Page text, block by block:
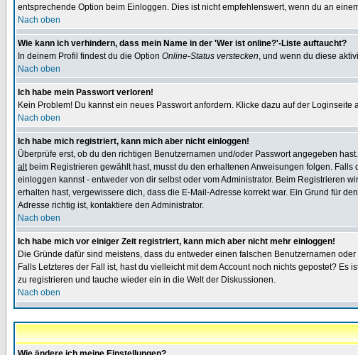
entsprechende Option beim Einloggen. Dies ist nicht empfehlenswert, wenn du an
Nach oben
Wie kann ich verhindern, dass mein Name in der 'Wer ist online?'-Liste auftaucht?
In deinem Profil findest du die Option Online-Status verstecken, und wenn du diese
Nach oben
Ich habe mein Passwort verloren!
Kein Problem! Du kannst ein neues Passwort anfordern. Klicke dazu auf der Loginseite
Nach oben
Ich habe mich registriert, kann mich aber nicht einloggen!
Überprüfe erst, ob du den richtigen Benutzernamen und/oder Passwort angegeben
altbeim Registrieren gewählt hast, musst du den erhaltenen Anweisungen folgen.
einloggen kannst - entweder von dir selbst oder vom Administrator. Beim Registrieren
erhalten hast, vergewissere dich, dass die E-Mail-Adresse korrekt war. Ein Grund für
Adresse richtig ist, kontaktiere den Administrator.
Nach oben
Ich habe mich vor einiger Zeit registriert, kann mich aber nicht mehr einloggen!
Die Gründe dafür sind meistens, dass du entweder einen falschen Benutzernamen
Falls Letzteres der Fall ist, hast du vielleicht mit dem Account noch nichts gepostet?
zu registrieren und tauche wieder ein in die Welt der Diskussionen.
Nach oben